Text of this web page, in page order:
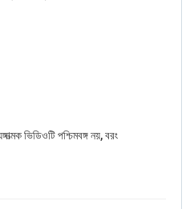
ভিডিওটি পশ্চিমবঙ্গ নয়, বরং